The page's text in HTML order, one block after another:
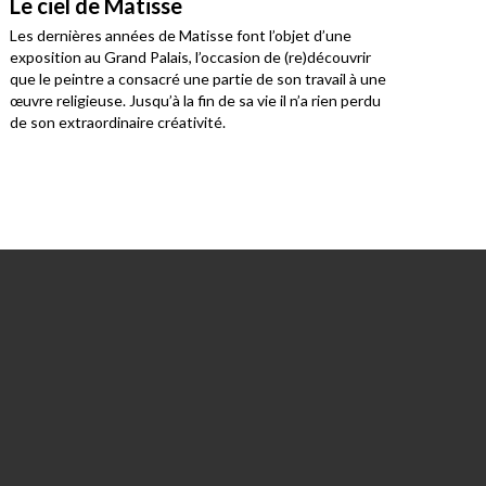
Le ciel de Matisse
Les dernières années de Matisse font l’objet d’une
exposition au Grand Palais, l’occasion de (re)découvrir
que le peintre a consacré une partie de son travail à une
œuvre religieuse. Jusqu’à la fin de sa vie il n’a rien perdu
de son extraordinaire créativité.